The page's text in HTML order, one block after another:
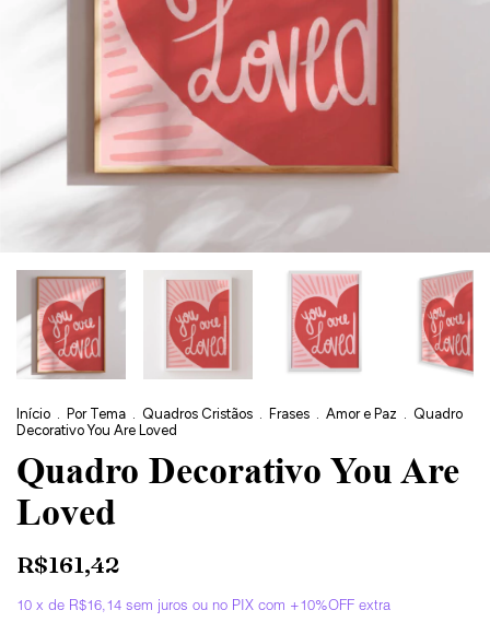
Início . Por Tema . Quadros Cristãos . Frases . Amor e Paz . Quadro
Decorativo You Are Loved
Quadro Decorativo You Are
Loved
R$161,42
10 x de R$16,14 sem juros